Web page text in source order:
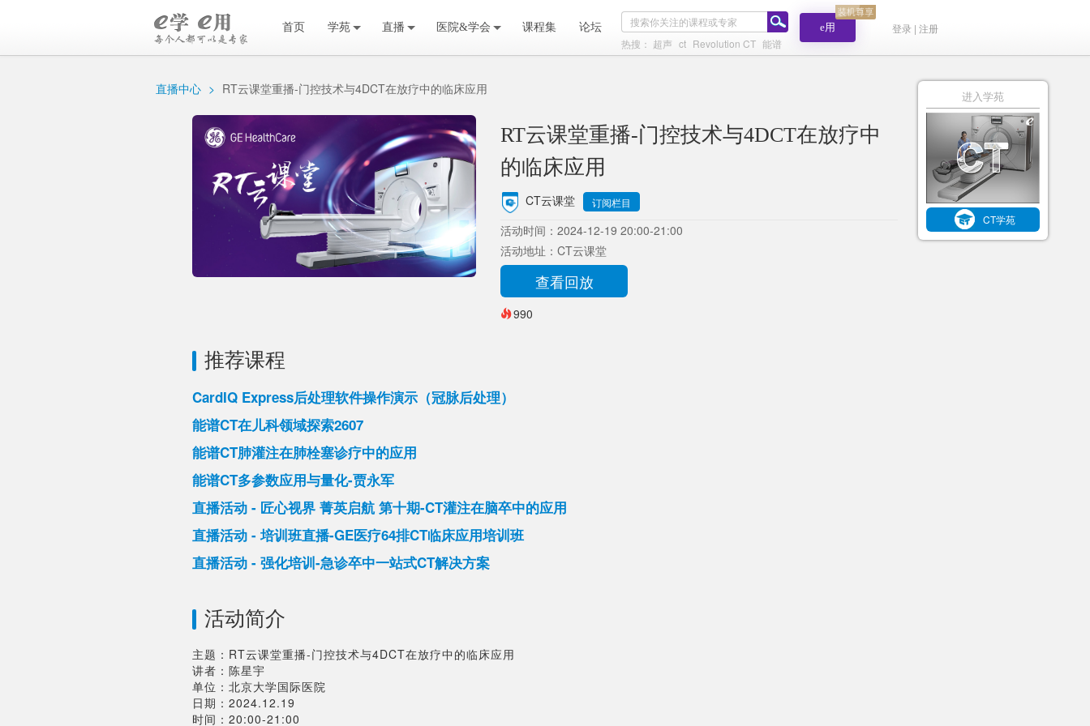
登录 | 注册
e用
热搜： 超声 ct Revolution CT 能谱
首页 学苑 直播 医院&学会 课程集 论坛
进入学苑
CT学苑
直播中心 > RT云课堂重播-门控技术与4DCT在放疗中的临床应用
RT云课堂重播-门控技术与4DCT在放疗中
的临床应用
CT云课堂 订阅栏目
活动时间：2024-12-19 20:00-21:00
活动地址：CT云课堂
查看回放
990
推荐课程
CardIQ Express后处理软件操作演示（冠脉后处理）
能谱CT在儿科领域探索2607
能谱CT肺灌注在肺栓塞诊疗中的应用
能谱CT多参数应用与量化-贾永军
直播活动 - 匠心视界 菁英启航 第十期-CT灌注在脑卒中的应用
直播活动 - 培训班直播-GE医疗64排CT临床应用培训班
直播活动 - 强化培训-急诊卒中一站式CT解决方案
活动简介
主题：RT云课堂重播-门控技术与4DCT在放疗中的临床应用
讲者：陈星宇
单位：北京大学国际医院
日期：2024.12.19